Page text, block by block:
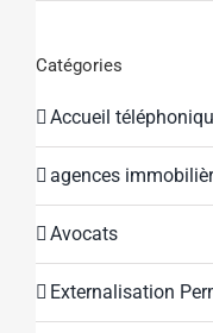
Catégories
Accueil
agences
Avocats
Externalisation